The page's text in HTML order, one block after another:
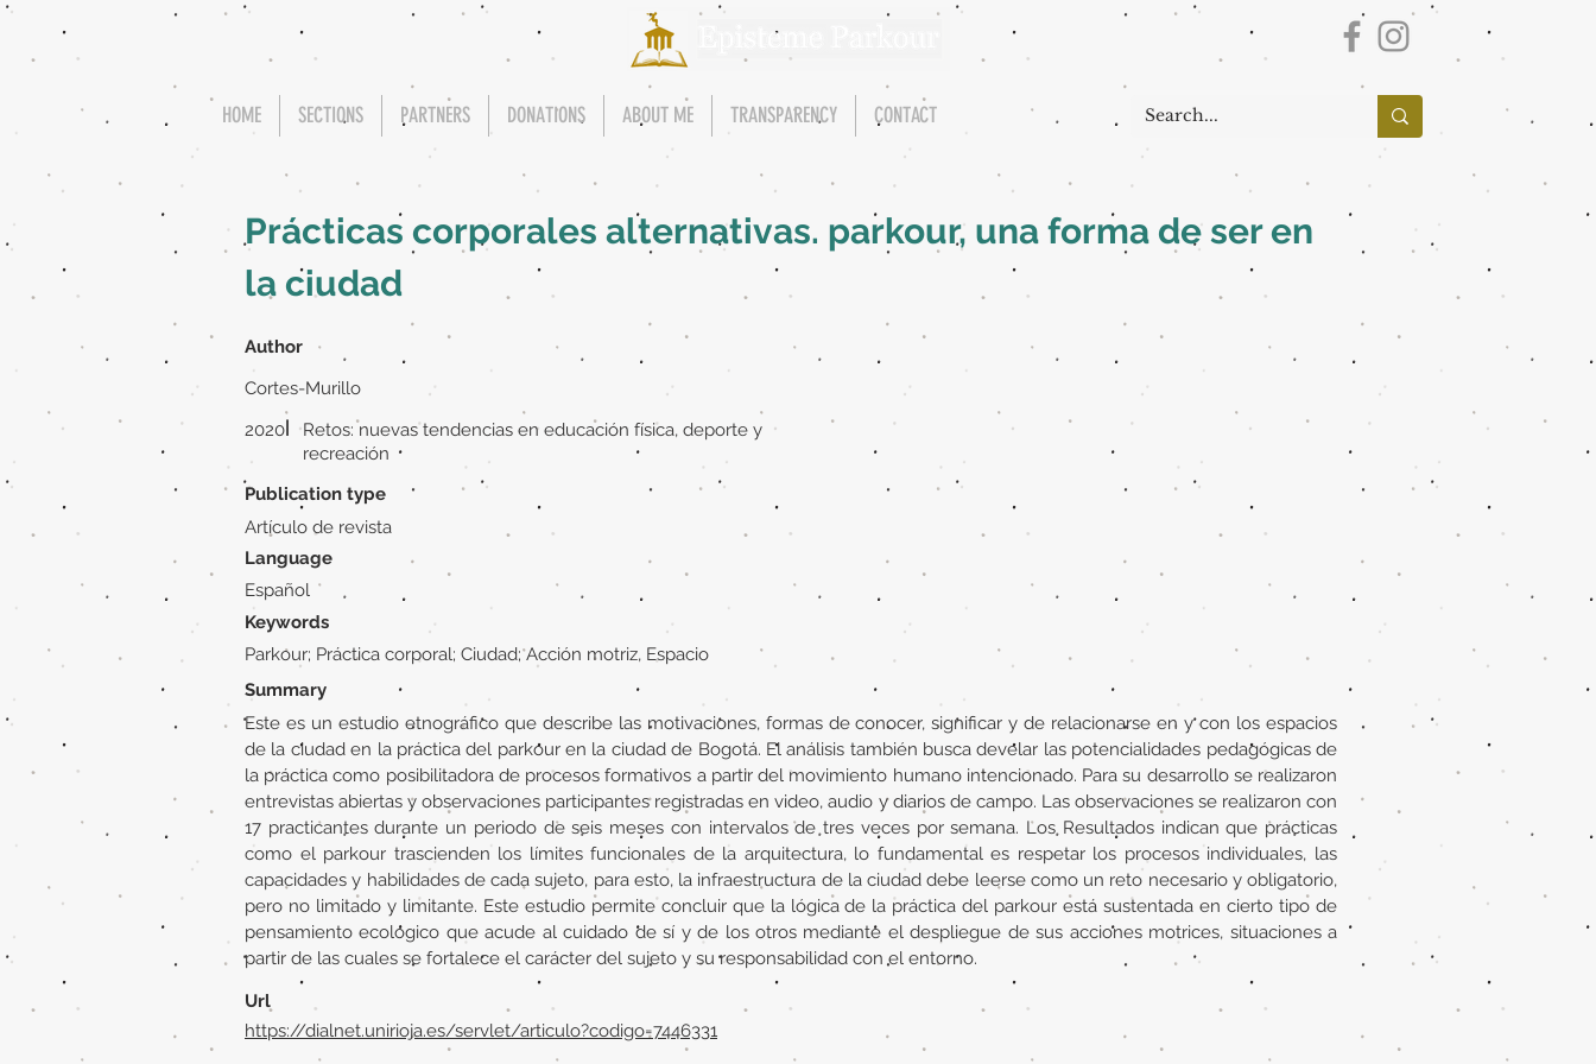
HOME SECTIONS PARTNERS DONATIONS ABOUT ME TRANSPARENCY CONTACT
Prácticas corporales alternativas. parkour, una forma de ser en
la ciudad
Author
Cortes-Murillo
2020|
Retos: nuevas tendencias en educación física, deporte y
recreación
Publication type
Artículo de revista
Language
Español
Keywords
Parkour; Práctica corporal; Ciudad; Acción motriz, Espacio
Summary
Este es un estudio etnográfico que describe las motivaciones, formas de conocer, significar y de relacionarse en y con los espacios
de la ciudad en la práctica del parkour en la ciudad de Bogotá. El análisis también busca develar las potencialidades pedagógicas de
la práctica como posibilitadora de procesos formativos a partir del movimiento humano intencionado. Para su desarrollo se realizaron
entrevistas abiertas y observaciones participantes registradas en video, audio y diarios de campo. Las observaciones se realizaron con
17 practicantes durante un periodo de seis meses con intervalos de tres veces por semana. Los Resultados indican que prácticas
como el parkour trascienden los límites funcionales de la arquitectura, lo fundamental es respetar los procesos individuales, las
capacidades y habilidades de cada sujeto, para esto, la infraestructura de la ciudad debe leerse como un reto necesario y obligatorio,
pero no limitado y limitante. Este estudio permite concluir que la lógica de la práctica del parkour está sustentada en cierto tipo de
pensamiento ecológico que acude al cuidado de sí y de los otros mediante el despliegue de sus acciones motrices, situaciones a
partir de las cuales se fortalece el carácter del sujeto y su responsabilidad con el entorno.
Url
https://dialnet.unirioja.es/servlet/articulo?codigo=7446331